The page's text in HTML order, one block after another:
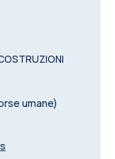
umane)